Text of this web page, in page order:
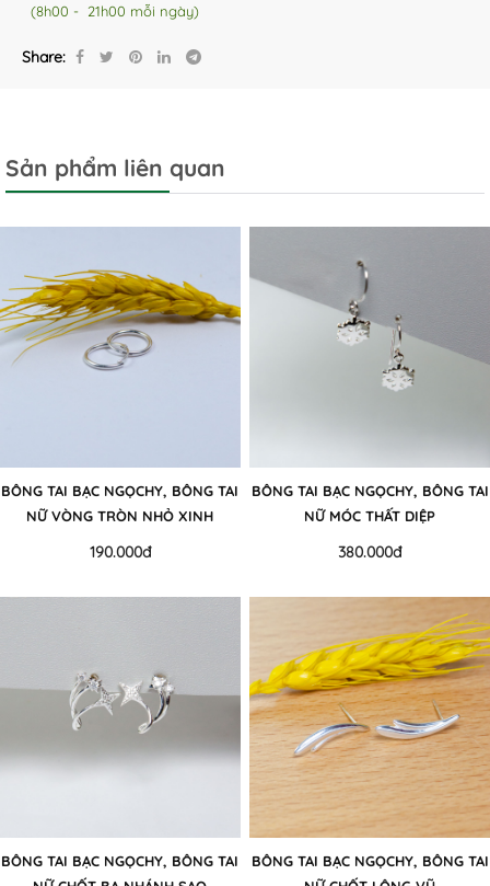
(8h00 - 21h00 mỗi ngày)
Share:
Sản phẩm liên quan
BÔNG TAI BẠC NGỌCHY, BÔNG TAI
NỮ VÒNG TRÒN NHỎ XINH
190.000đ
BÔNG TAI BẠC NGỌCHY, BÔNG TAI
NỮ MÓC THẤT DIỆP
380.000đ
BÔNG TAI BẠC NGỌCHY, BÔNG TAI
BÔNG TAI BẠC NGỌCHY, BÔNG TAI